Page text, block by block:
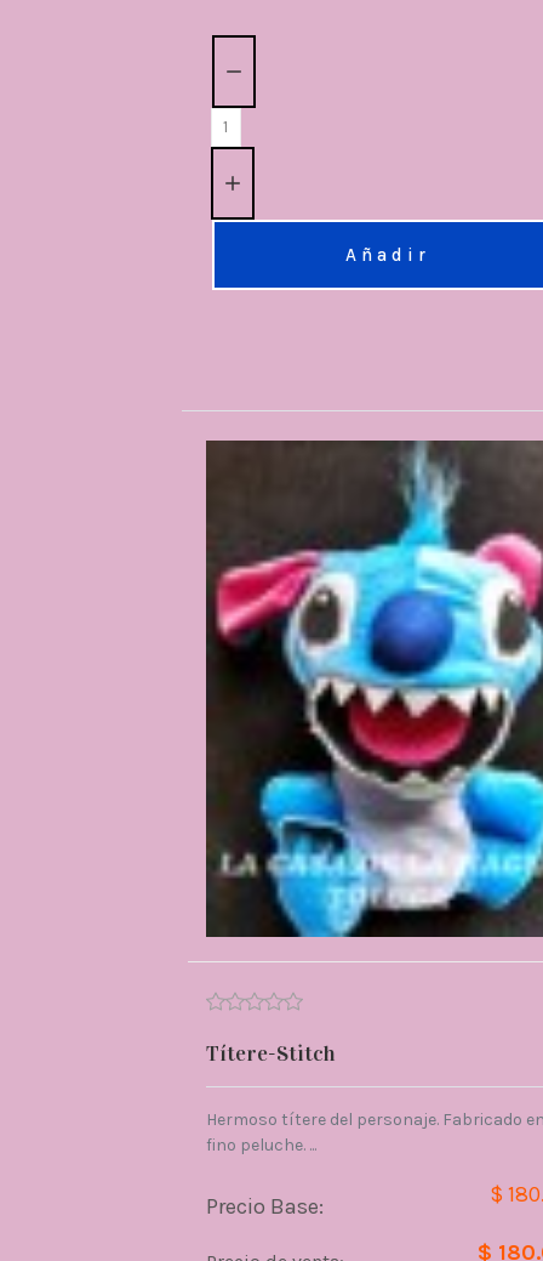
Añadir
Títere-Stitch
Hermoso títere del personaje. Fabricado
fino peluche. ...
Precio Base: $
$